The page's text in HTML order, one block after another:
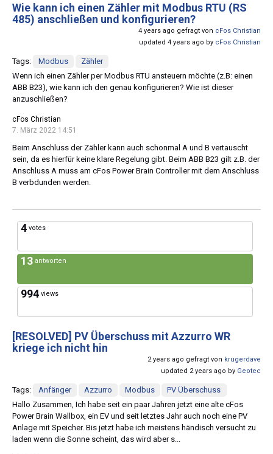
Wie kann ich einen Zähler mit Modbus RTU (RS
485) anschließen und konfigurieren?
4 years ago gefragt von cFos Christian
updated 4 years ago by cFos Christian
Tags: Modbus
Zähler
Wenn ich einen Zähler per Modbus RTU ansteuern möchte (z.B: einen
ABB B23), wie kann ich den genau konfigurieren? Wie ist dieser
anzuschließen?
cFos Christian
7. März 2022 14:51
Beim Anschluss der Zähler kann auch schonmal A und B vertauscht
sein, da es hierfür keine klare Regelung gibt. Beim ABB B23 gilt z.B. der
Anschluss A muss am cFos Power Brain Controller mit dem Anschluss
B verbdunden werden.
4 votes
13 antworten
994 views
[RESOLVED] PV Überschuss mit Azzurro WR
kriege ich nicht hin
2 years ago gefragt von krugerdave
updated 2 years ago by Geotec
Tags: Anfänger Azzurro Modbus
PV Überschuss
Hallo Zusammen, Ich habe seit ein paar Jahren jetzt eine alte cFos
Power Brain Wallbox, ein EV und seit letztes Jahr auch noch eine PV
Anlage mit Speicher. Bis jetzt habe ich meistens händisch versucht zu
laden wenn die Sonne scheint, das wird aber s...